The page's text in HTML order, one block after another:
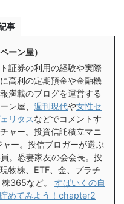
事
ーン屋）
証券の利用の経験や実際
高利の定期預金や金融機
満載のブログを運営する
ン屋、 週刊現代や女性セ
リタスなどでコメントす
ャー。投資信託積立マニ
ー。投信ブロガーが選ぶ
。恐妻家友の会会長。投
物株、ETF、金、プラチ
365など。 すぱいくの自
めてみよう！chapter2